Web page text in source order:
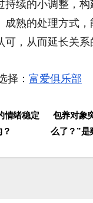
持续的小调整，
成熟的处理方式
可，从而延长关系
择： 富爱俱乐部
包养对象
么了？”是
情绪稳定